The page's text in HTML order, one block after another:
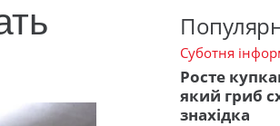
Суботня
Росте
який гриб
знахідка